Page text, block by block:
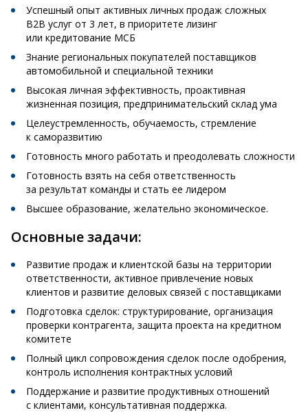
Успешный опыт активных личных продаж сложных
B2B услуг от 3 лет, в приоритете лизинг
или кредитование МСБ
Знание региональных покупателей поставщиков
автомобильной и специальной техники
Высокая личная эффективность, проактивная
жизненная позиция, предпринимательский склад ума
Целеустремленность, обучаемость, стремление
к саморазвитию
Готовность много работать и преодолевать сложности
Готовность взять на себя ответственность
за результат команды и стать ее лидером
Высшее образование, желательно экономическое.
Основные задачи:
Развитие продаж и клиентской базы на территории
ответственности, активное привлечение новых
клиентов и развитие деловых связей с поставщиками
Подготовка сделок: структурирование, организация
проверки контрагента, защита проекта на кредитном
комитете
Полный цикл сопровождения сделок после одобрения,
контроль исполнения контрактных условий
Поддержание и развитие продуктивных отношений
с клиентами, консультативная поддержка.